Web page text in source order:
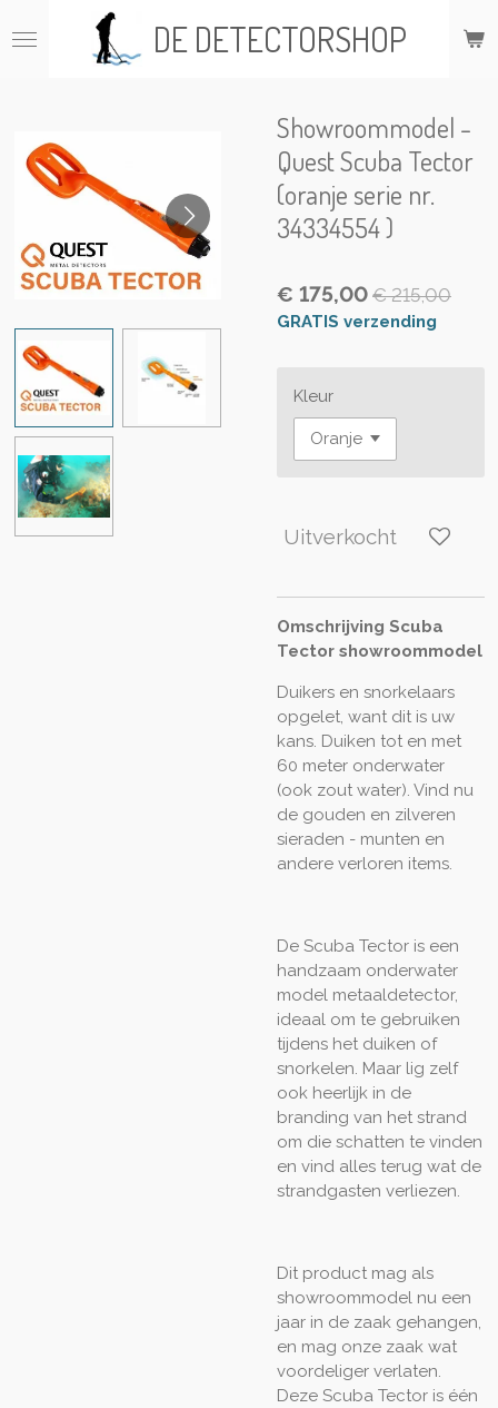
direct
DE DETECTORSHOP
Showroommodel -
Quest Scuba Tector
(oranje serie nr.
34334554 )
€ 175,00 € 215,00
GRATIS verzending
Kleur
Uitverkocht
Omschrijving Scuba
Tector showroommodel
Duikers en snorkelaars
opgelet, want dit is uw
kans. Duiken tot en met
60 meter onderwater
(ook zout water). Vind nu
de gouden en zilveren
sieraden - munten en
andere verloren items.
De Scuba Tector is een
handzaam onderwater
model metaaldetector,
ideaal om te gebruiken
tijdens het duiken of
snorkelen. Maar lig zelf
ook heerlijk in de
branding van het strand
om die schatten te vinden
en vind alles terug wat de
strandgasten verliezen.
Dit product mag als
showroommodel nu een
jaar in de zaak gehangen,
en mag onze zaak wat
voordeliger verlaten.
Deze Scuba Tector is één